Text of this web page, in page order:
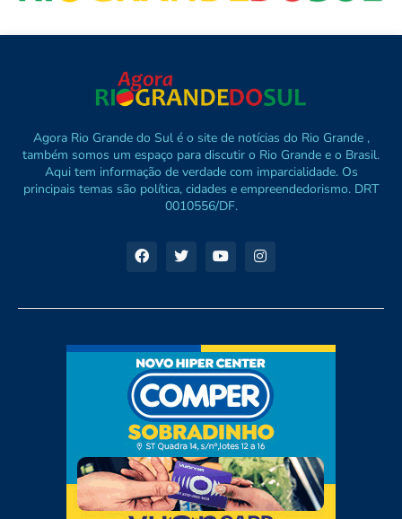
Agora Rio Grande do Sul é o site de notícias do Rio Grande ,
também somos um espaço para discutir o Rio Grande e o Brasil.
Aqui tem informação de verdade com imparcialidade. Os
principais temas são política, cidades e empreendedorismo. DRT
0010556/DF.